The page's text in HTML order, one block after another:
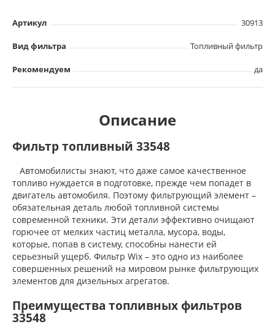
Артикул 30913
Вид фильтра Топливный фильтр
Рекомендуем да
Описание
Фильтр топливный 33548
Автомобилисты знают, что даже самое качественное
топливо нуждается в подготовке, прежде чем попадет в
двигатель автомобиля. Поэтому фильтрующий элемент –
обязательная деталь любой топливной системы
современной техники. Эти детали эффективно очищают
горючее от мелких частиц металла, мусора, воды,
которые, попав в систему, способны нанести ей
серьезный ущерб. Фильтр Wix – это одно из наиболее
совершенных решений на мировом рынке фильтрующих
элементов для дизельных агрегатов.
Преимущества топливных фильтров
33548